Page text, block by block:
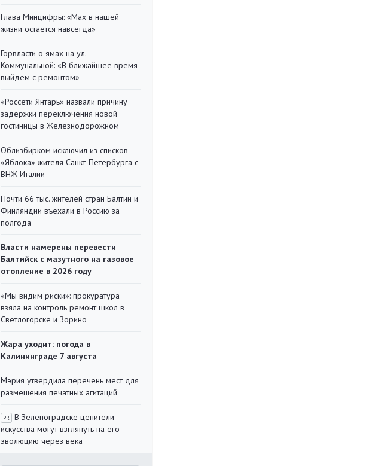
Глава Минцифры: «Мах в нашей
жизни остается навсегда»
Горвласти о ямах на ул.
Коммунальной: «В ближайшее время
выйдем с ремонтом»
«Россети Янтарь» назвали причину
задержки переключения новой
гостиницы в Железнодорожном
Облизбирком исключил из списков
«Яблока» жителя Санкт-Петербурга с
ВНЖ Италии
Почти 66 тыс. жителей стран Балтии и
Финляндии въехали в Россию за
полгода
Власти намерены перевести
Балтийск с мазутного на газовое
отопление в 2026 году
«Мы видим риски»: прокуратура
взяла на контроль ремонт школ в
Светлогорске и Зорино
Жара уходит: погода в
Калининграде 7 августа
Мэрия утвердила перечень мест для
размещения печатных агитаций
PR
В Зеленоградске ценители
искусства могут взглянуть на его
эволюцию через века